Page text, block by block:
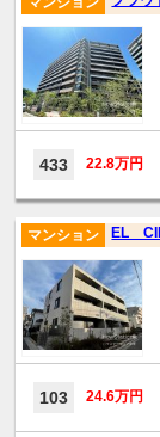
433 22.8万円
EL
マンション
103 24.6万円